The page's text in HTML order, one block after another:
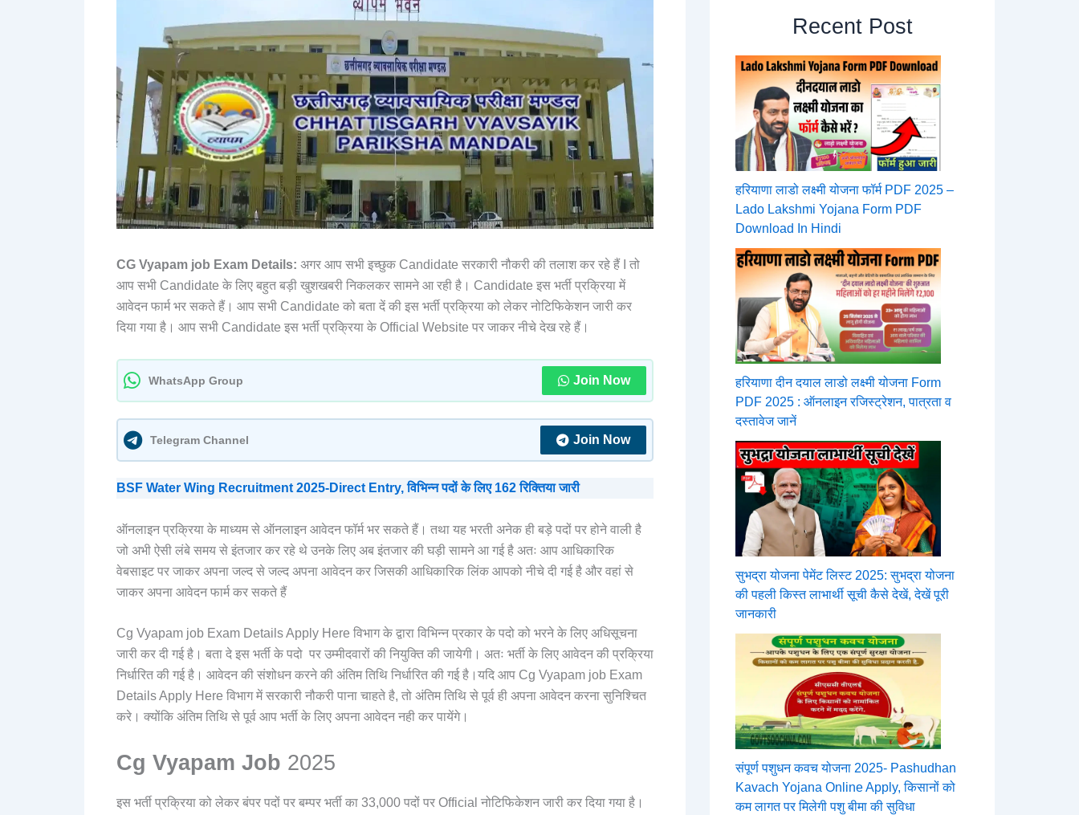
CG Vyapam job Exam Details: अगर आप सभी इच्छुक Candidate सरकारी नौकरी की तलाश कर रहे हैं I तो
आप सभी Candidate के लिए बहुत बड़ी खुशखबरी निकलकर सामने आ रही है। Candidate इस भर्ती प्रक्रिया में
आवेदन फार्म भर सकते हैं। आप सभी Candidate को बता दें की इस भर्ती प्रक्रिया को लेकर नोटिफिकेशन जारी कर
दिया गया है। आप सभी Candidate इस भर्ती प्रक्रिया के Official Website पर जाकर नीचे देख रहे हैं।
WhatsApp Group Join Now
Telegram Channel Join Now
BSF Water Wing Recruitment 2025-Direct Entry, विभिन्न पदों के लिए 162 रिक्तिया जारी
ऑनलाइन प्रक्रिया के माध्यम से ऑनलाइन आवेदन फॉर्म भर सकते हैं। तथा यह भरती अनेक ही बड़े पदों पर होने वाली है
जो अभी ऐसी लंबे समय से इंतजार कर रहे थे उनके लिए अब इंतजार की घड़ी सामने आ गई है अतः आप आधिकारिक
वेबसाइट पर जाकर अपना जल्द से जल्द अपना आवेदन कर जिसकी आधिकारिक लिंक आपको नीचे दी गई है और वहां से
जाकर अपना आवेदन फार्म कर सकते हैं
Cg Vyapam job Exam Details Apply Here विभाग के द्वारा विभिन्न प्रकार के पदो को भरने के लिए अधिसूचना
जारी कर दी गई है। बता दे इस भर्ती के पदो पर उम्मीदवारों की नियुक्ति की जायेगी। अतः भर्ती के लिए आवेदन की प्रक्रिया
निर्धारित की गई है। आवेदन की संशोधन करने की अंतिम तिथि निर्धारित की गई है।यदि आप Cg Vyapam job Exam
Details Apply Here विभाग में सरकारी नौकरी पाना चाहते है, तो अंतिम तिथि से पूर्व ही अपना आवेदन करना सुनिश्चित
करे। क्योंकि अंतिम तिथि से पूर्व आप भर्ती के लिए अपना आवेदन नही कर पायेंगे।
Cg Vyapam Job 2025
इस भर्ती प्रक्रिया को लेकर बंपर पदों पर बम्पर भर्ती का 33,000 पदों पर Official नोटिफिकेशन जारी कर दिया गया है।
Recent Post
हरियाणा लाडो लक्ष्मी योजना फॉर्म PDF 2025 –
Lado Lakshmi Yojana Form PDF
Download In Hindi
हरियाणा दीन दयाल लाडो लक्ष्मी योजना Form
PDF 2025 : ऑनलाइन रजिस्ट्रेशन, पात्रता व
दस्तावेज जानें
सुभद्रा योजना पेमेंट लिस्ट 2025: सुभद्रा योजना
की पहली किस्त लाभार्थी सूची कैसे देखें, देखें पूरी
जानकारी
संपूर्ण पशुधन कवच योजना 2025- Pashudhan
Kavach Yojana Online Apply, किसानों को
कम लागत पर मिलेगी पशु बीमा की सुविधा